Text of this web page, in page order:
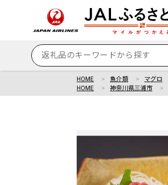
HOME 魚介類 マグロ
HOME
神奈川県三浦市